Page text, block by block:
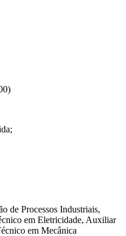
de Processos Industriais,
em Eletricidade, Auxiliar
em Mecânica